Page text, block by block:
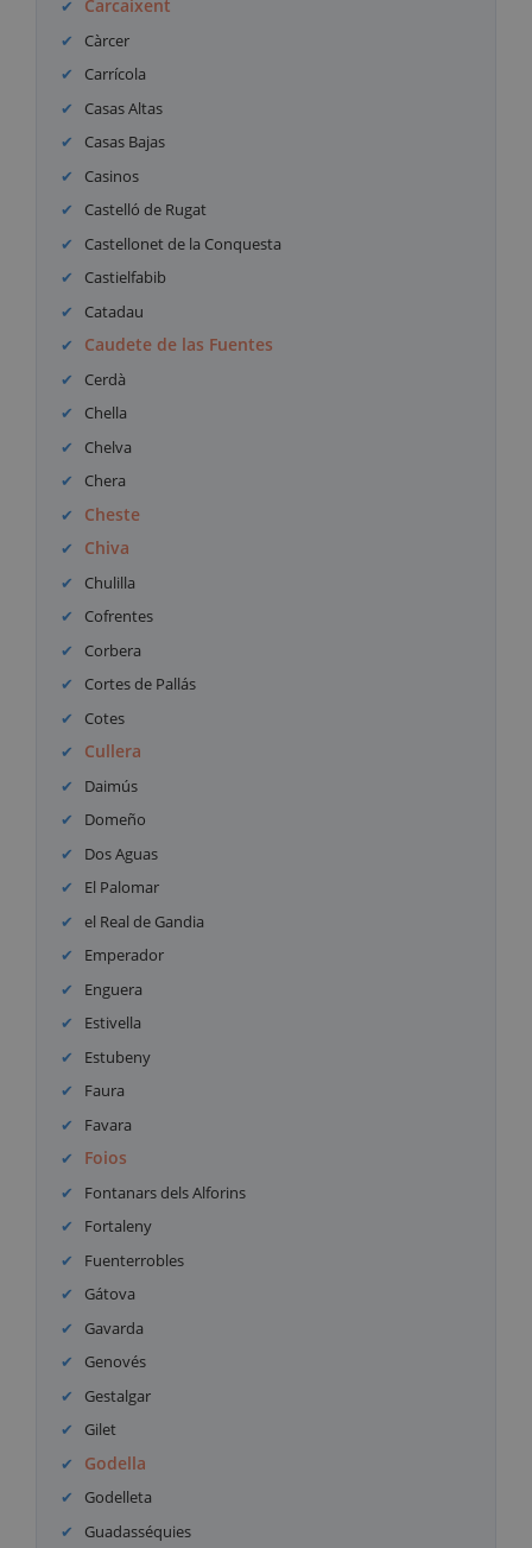
Carcaixent
Càrcer
Carrícola
Casas Altas
Casas Bajas
Casinos
Castelló de Rugat
Castellonet de la Conquesta
Castielfabib
Catadau
Caudete de las Fuentes
Cerdà
Chella
Chelva
Chera
Cheste
Chiva
Chulilla
Cofrentes
Corbera
Cortes de Pallás
Cotes
Cullera
Daimús
Domeño
Dos Aguas
El Palomar
el Real de Gandia
Emperador
Enguera
Estivella
Estubeny
Faura
Favara
Foios
Fontanars dels Alforins
Fortaleny
Fuenterrobles
Gátova
Gavarda
Genovés
Gestalgar
Gilet
Godella
Godelleta
Guadasséquies